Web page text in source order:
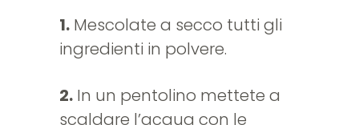
1. Mescolate a secco tutti gli
ingredienti in polvere.
2. In un pentolino mettete a
scaldare l’acqua con le